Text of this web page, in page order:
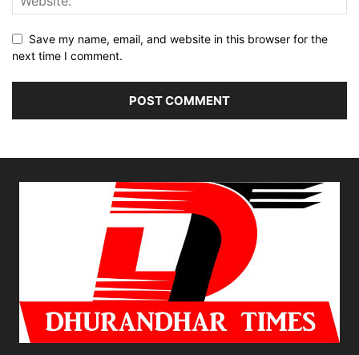
Save my name, email, and website in this browser for the
next time I comment.